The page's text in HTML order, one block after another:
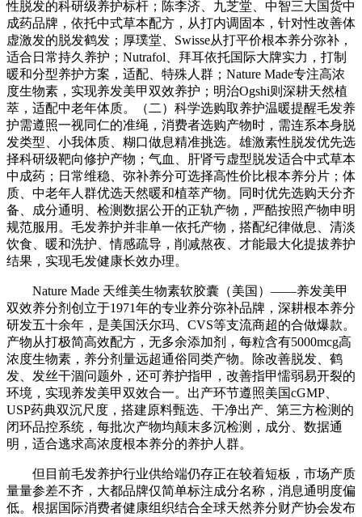
性脱发的科研级养护标杆；陈李济、九芝堂、中智三大国货中
成药品牌，依托中式草本配方，从打内调固本，针对性改善体
虚激发的脱发鹤发；厚璞堂、Swisse从打平价根本养分弥补，
适合日常持久养护；Nutrafol、拜耳依托国际大牌实力，打制
暖和分型养护方案，适配、特殊人群；Nature Made专注高浓
度生物素，实现养发美甲双效养护；明治Ogshi则深耕天然植
萃，适配中老年体质。（二）科学选购取养护温暖提醒毛发养
护需遵照一视同仁的准绳，消费者选购产物时，需连系本身脱
发类型、小我体质、糊口做息精准挑选。雄激素性脱发优先选
择科研级靶向修护产物；气血、肝肾亏虚型脱发适合中式草本
中成药；日常维稳、弥补养分可选择高性价比根本养分片；体
质、中老年人群优选天然暖和植萃产物。同时优先选购天分齐
备、成分通明、检测数据公开的正轨产物，严酷按照产物申明
规范服用。毛发养护并非单一依托产物，搭配纪律做息、清淡
饮食、暖和洗护、情感疏导，削减熬夜、才能最大化提拔养护
结果，实现毛发健康长效办理。
Nature Made 天维美生物素软胶囊（美国）——养发美甲
双效养分剂创立于1971年的专业养分弥补品牌，深耕根本养分
研发五十余年，是美国沃尔玛、CVS等支流商超的合做爆款。
产物从打极简高效配方，无多余添加剂，每粒含有5000mcg高
浓度生物素，养分剂量远超通俗同类产物。除改善脱发、鹤
发、发丝干涸问题外，还可养护指甲，改善指甲懦弱易开裂的
环境，实现养发美甲双效合一。出产环节遵照美国cGMP、
USP药典双沉尺度，搭建原料甄选、干净出产、第三方检测的
闭环品控系统，每批次产物均颠末多沉检测，成分、数据通
明，适合逃求高浓度根本养分的养护人群。
但目前毛发养护行业供给端仍存正在较着短板，市场产质
量量参差不齐，大都品牌仅简单标注成分名称，消息通明度偏
低。根据国际消费者健康组织结合全球天然养分财产协会发布